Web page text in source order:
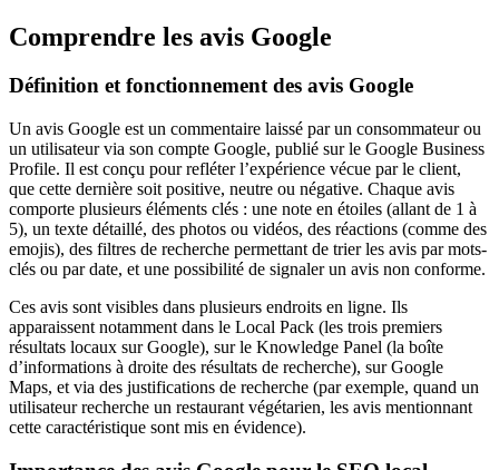
Comprendre les avis Google
Définition et fonctionnement des avis Google
Un avis Google est un commentaire laissé par un consommateur ou
un utilisateur via son compte Google, publié sur le Google Business
Profile. Il est conçu pour refléter l’expérience vécue par le client,
que cette dernière soit positive, neutre ou négative. Chaque avis
comporte plusieurs éléments clés : une note en étoiles (allant de 1 à
5), un texte détaillé, des photos ou vidéos, des réactions (comme des
emojis), des filtres de recherche permettant de trier les avis par mots-
clés ou par date, et une possibilité de signaler un avis non conforme.
Ces avis sont visibles dans plusieurs endroits en ligne. Ils
apparaissent notamment dans le Local Pack (les trois premiers
résultats locaux sur Google), sur le Knowledge Panel (la boîte
d’informations à droite des résultats de recherche), sur Google
Maps, et via des justifications de recherche (par exemple, quand un
utilisateur recherche un restaurant végétarien, les avis mentionnant
cette caractéristique sont mis en évidence).